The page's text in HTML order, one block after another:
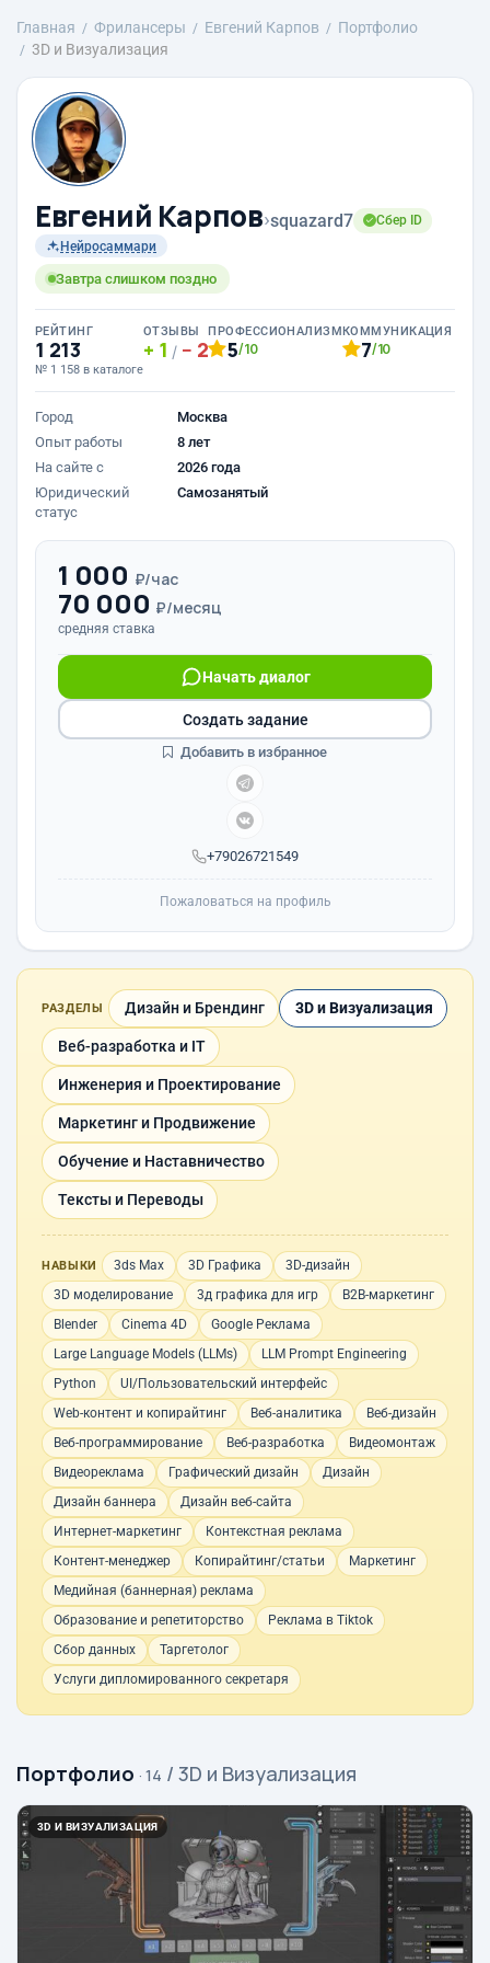
Главная Фрилансеры Евгений Карпов
Портфолио
3D и Визуализация
Евгений Карпов›squazard7
Сбер ID
Нейросаммари
Завтра слишком поздно
РЕЙТИНГ
1 213
№ 1 158 в каталоге
ОТЗЫВЫ
1 / 2
ПРОФЕССИОНАЛИЗМ
5/10
КОММУНИКАЦИЯ
7/10
Город
Москва
Опыт работы
8 лет
На сайте с
2026 года
Юридический
статус
Самозанятый
1 000 ₽/час
70 000 ₽/месяц
средняя ставка
+79026721549
Начать диалог
Создать задание
Добавить в избранное
Пожаловаться на профиль
РАЗДЕЛЫ Дизайн и Брендинг 3D и Визуализация
Веб-разработка и IT
Инженерия и Проектирование
Маркетинг и Продвижение
Обучение и Наставничество
Тексты и Переводы
НАВЫКИ 3ds Max 3D Графика
3D-дизайн
3D моделирование
3д графика для игр
B2B-маркетинг
Blender
Cinema 4D
Google Реклама
Large Language Models (LLMs)
LLM Prompt Engineering
Python
UI/Пользовательский интерфейс
Web-контент и копирайтинг
Веб-аналитика
Веб-дизайн
Веб-программирование
Веб-разработка
Видеомонтаж
Видеореклама
Графический дизайн
Дизайн
Дизайн баннера
Дизайн веб-сайта
Интернет-маркетинг
Контекстная реклама
Контент-менеджер
Копирайтинг/статьи
Маркетинг
Медийная (баннерная) реклама
Образование и репетиторство
Реклама в Tiktok
Сбор данных
Таргетолог
Услуги дипломированного секретаря
Портфолио · 14 / 3D и Визуализация
3D И ВИЗУАЛИЗАЦИЯ